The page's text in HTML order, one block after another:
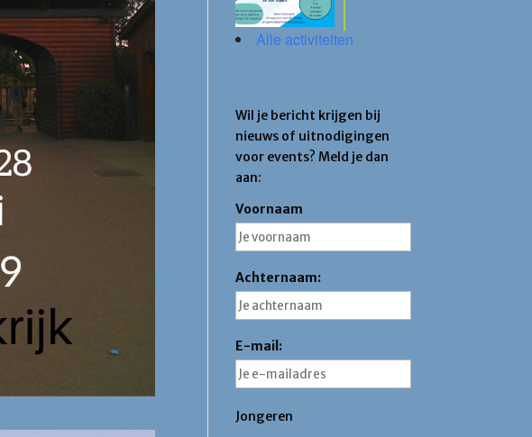
Alle activiteiten
Wil je bericht krijgen bij
nieuws of uitnodigingen
voor events? Meld je dan
aan:
Voornaam
Achternaam:
E-mail:
Jongeren